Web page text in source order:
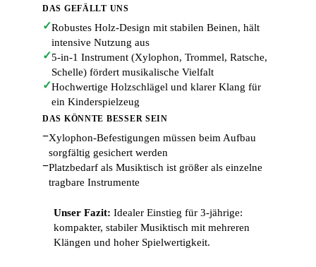
DAS GEFÄLLT UNS
✓Robustes Holz-Design mit stabilen Beinen, hält
intensive Nutzung aus
✓5-in-1 Instrument (Xylophon, Trommel, Ratsche,
Schelle) fördert musikalische Vielfalt
✓Hochwertige Holzschlägel und klarer Klang für
ein Kinderspielzeug
DAS KÖNNTE BESSER SEIN
−Xylophon-Befestigungen müssen beim Aufbau
sorgfältig gesichert werden
−Platzbedarf als Musiktisch ist größer als einzelne
tragbare Instrumente
Unser Fazit: Idealer Einstieg für 3-jährige:
kompakter, stabiler Musiktisch mit mehreren
Klängen und hoher Spielwertigkeit.